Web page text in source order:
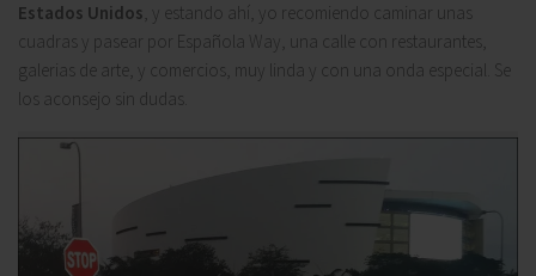
Estados Unidos y estando ahí, yo recomiendo caminar unas
cuadras y pasear por Española Way
, una calle con restaurantes,
galerias de arte, y comercios, muy linda y con una onda especial. Se
los aconsejo sin dudas.